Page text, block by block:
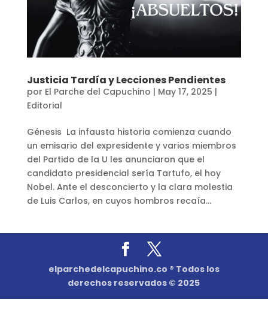
Justicia Tardía y Lecciones Pendientes
por El Parche del Capuchino | May 17, 2025 |
Editorial
Génesis La infausta historia comienza cuando
un emisario del expresidente y varios miembros
del Partido de la U les anunciaron que el
candidato presidencial sería Tartufo, el hoy
Nobel. Ante el desconcierto y la clara molestia
de Luis Carlos, en cuyos hombros recaía...
elparchedelcapuchino.co ® Todos los
derechos reservados © 2025